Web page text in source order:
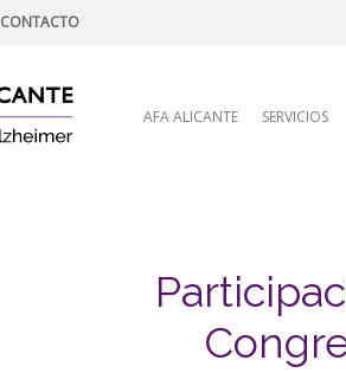
CONTACTO
AFA ALICANTE SERVICIOS